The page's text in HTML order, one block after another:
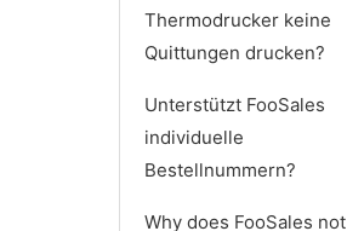
Thermodrucker keine
Quittungen drucken?
Unterstützt FooSales
individuelle
Bestellnummern?
Why does FooSales not